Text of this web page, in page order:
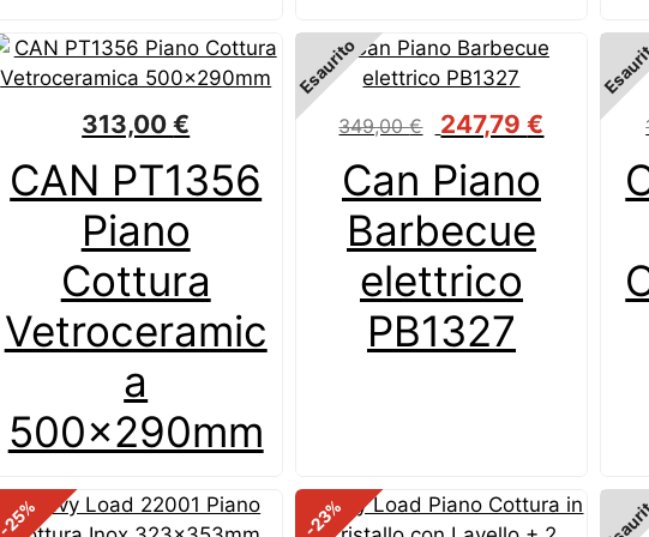
CAN PT1356
Piano
Cottura
Vetroceramic
a
500x290mm
313,00€
Esaurito
Can Piano
Barbecue
elettrico
PB1327
349,00€
Il
originale
era:
349,00 €.
247,79€
-25
% -23
%